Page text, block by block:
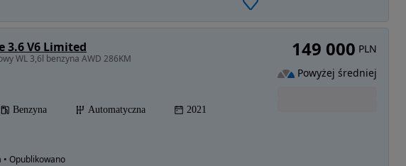
3.6 V6 Limited
WL 3,6l benzyna AWD 286KM
Benzyna Automatyczna 2021
Opublikowano
149 000 PLN
Powyżej średniej